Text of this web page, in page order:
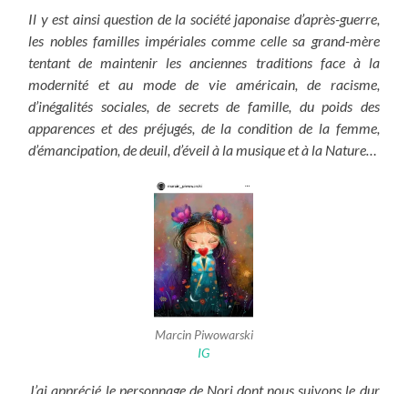
Il y est ainsi question de la société japonaise d’après-guerre,
les nobles familles impériales comme celle sa grand-mère
tentant de maintenir les anciennes traditions face à la
modernité et au mode de vie américain, de racisme,
d’inégalités sociales, de secrets de famille, du poids des
apparences et des préjugés, de la condition de la femme,
d’émancipation, de deuil, d’éveil à la musique et à la Nature…
Marcin Piwowarski
IG
J’ai apprécié le personnage de Nori dont nous suivons le dur